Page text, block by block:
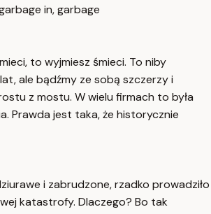
in, garbage
to wyjmiesz śmieci. To niby
ale bądźmy ze sobą szczerzy i
z mostu. W wielu firmach to była
Prawda jest taka, że historycznie
i zabrudzone, rzadko prowadziło
katastrofy. Dlaczego? Bo tak